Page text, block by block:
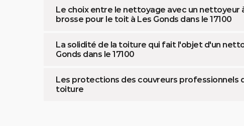
Le choix entre le nettoyage avec un nettoyeur
brosse pour le toit à Les Gonds dans le 17100
La solidité de la toiture qui fait l'objet d'un
Gonds dans le 17100
Les protections des couvreurs professionnels
toiture